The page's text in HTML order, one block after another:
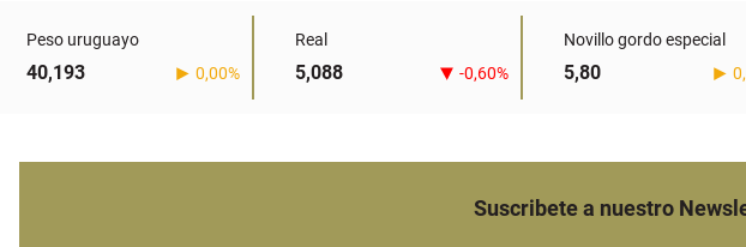
Peso uruguayo
40,193 0,00%
Real
5,088 -0,60%
Novillo gordo especial
5,80
Suscribete a nuestro